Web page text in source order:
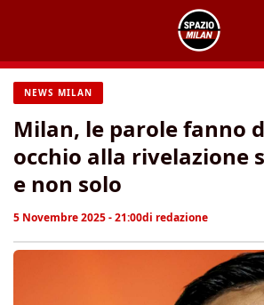
contenuto
NEWS MILAN
Milan, le parole fanno
occhio alla rivelazione
e non solo
5 Novembre 2025 - 21:00di redazione